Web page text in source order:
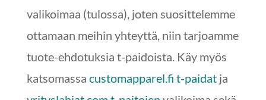
valikoimaa (tulossa), joten suosittelemme
ottamaan meihin yhteyttä, niin tarjoamme
tuote-ehdotuksia t-paidoista. Käy myös
katsomassa customapparel.fi t-paidatja